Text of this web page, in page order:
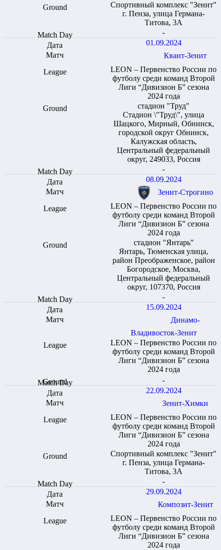
Спортивный комплекс "Зенит"
г. Пенза, улица Германа-
Титова, 3А
-
01.09.2024
Квант-Зенит
LEON – Первенство России по
футболу среди команд Второй
Лиги “Дивизион Б” сезона
2024 года
стадион "Труд"
Стадион \"Труд\", улица
Шацкого, Мирный, Обнинск,
городской округ Обнинск,
Калужская область,
Центральный федеральный
округ, 249033, Россия
-
08.09.2024
Зенит-Строгино
LEON – Первенство России по
футболу среди команд Второй
Лиги “Дивизион Б” сезона
2024 года
стадион "Янтарь"
Янтарь, Тюменская улица,
район Преображенское, район
Богородское, Москва,
Центральный федеральный
округ, 107370, Россия
-
15.09.2024
Динамо-
Владивосток-Зенит
LEON – Первенство России по
футболу среди команд Второй
Лиги “Дивизион Б” сезона
2024 года
-
22.09.2024
Зенит-Химки
LEON – Первенство России по
футболу среди команд Второй
Лиги “Дивизион Б” сезона
2024 года
Спортивный комплекс "Зенит"
г. Пенза, улица Германа-
Титова, 3А
-
29.09.2024
Композит-Зенит
LEON – Первенство России по
футболу среди команд Второй
Лиги “Дивизион Б” сезона
2024 года